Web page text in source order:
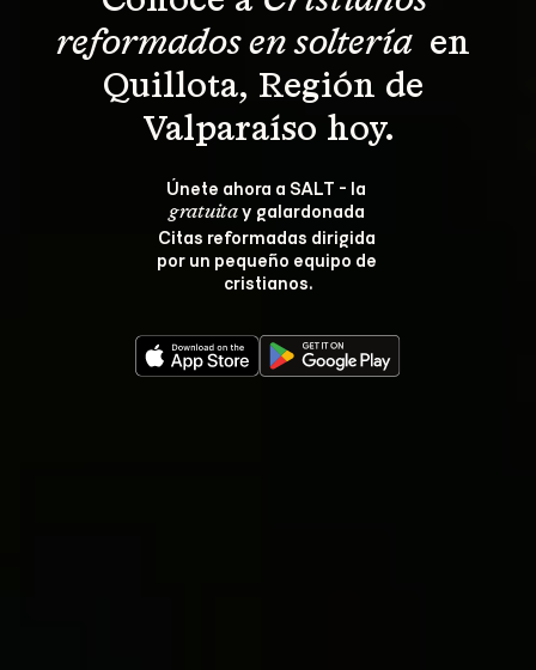
reformados en soltería en
Quillota, Región de
Valparaíso hoy.
Únete ahora a SALT - la
gratuita y galardonada
Citas reformadas dirigida
por un pequeño equipo de
cristianos.